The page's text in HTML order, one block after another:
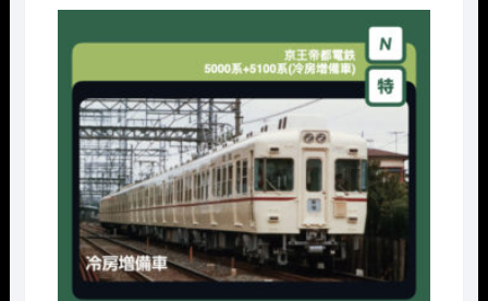
の
価
¥14,300
で
し
た。
在
の
は
¥10,010
で
す。